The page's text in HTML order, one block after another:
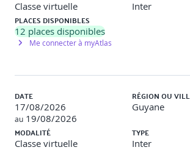
Utilisation sous forme de templates
Les computed properties
Directives de contrôle de flux
Classe virtuelle Inter
PLACES DISPONIBLES
12 places disponibles
Me connecter à myAtlas
DATE
17/08/2026
au 19/08/2026
RÉGION OU
Guyane
MODALITÉ
Classe virtuelle
TYPE
Inter